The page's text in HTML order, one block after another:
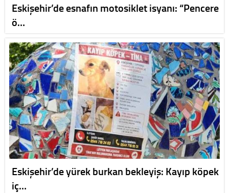
Eskişehir’de esnafın motosiklet isyanı: “Pencere
ö…
Eskişehir’de yürek burkan bekleyiş: Kayıp köpek
iç…